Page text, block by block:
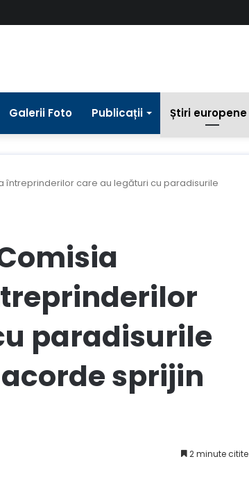
Galerii Foto Publicații Știri europene
întreprinderilor care au legături cu paradisurile
paradisurile
sprijin
2 minute citite